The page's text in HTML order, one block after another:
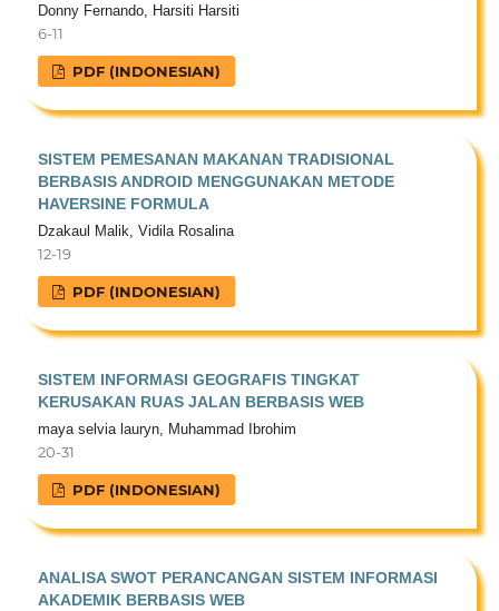
Donny Fernando, Harsiti Harsiti
6-11
PDF (INDONESIAN)
SISTEM PEMESANAN MAKANAN TRADISIONAL
BERBASIS ANDROID MENGGUNAKAN METODE
HAVERSINE FORMULA
Dzakaul Malik, Vidila Rosalina
12-19
PDF (INDONESIAN)
SISTEM INFORMASI GEOGRAFIS TINGKAT
KERUSAKAN RUAS JALAN BERBASIS WEB
maya selvia lauryn, Muhammad Ibrohim
20-31
PDF (INDONESIAN)
ANALISA SWOT PERANCANGAN SISTEM INFORMASI
AKADEMIK BERBASIS WEB